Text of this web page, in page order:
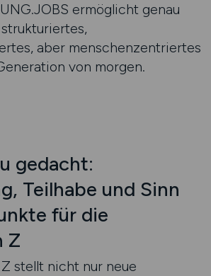
ermöglicht genau
aber menschenzentriertes
von morgen.
gedacht:
Teilhabe und Sinn
für die
Z
stellt nicht nur neue